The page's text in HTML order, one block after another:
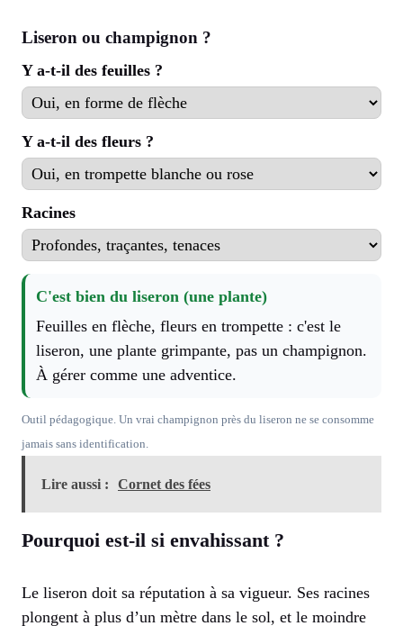
Liseron ou champignon ?
Y a-t-il des feuilles ?
Y a-t-il des fleurs ?
Racines
C'est bien du liseron (une plante)
Feuilles en flèche, fleurs en trompette : c'est le
liseron, une plante grimpante, pas un champignon.
À gérer comme une adventice.
Outil pédagogique. Un vrai champignon près du liseron ne se consomme
jamais sans identification.
Lire aussi : Cornet des fées
Pourquoi est-il si envahissant ?
Le liseron doit sa réputation à sa vigueur. Ses racines
plongent à plus d’un mètre dans le sol, et le moindre